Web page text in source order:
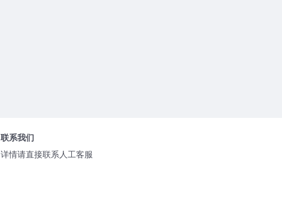
联系我们
详情请直接联系人工客服